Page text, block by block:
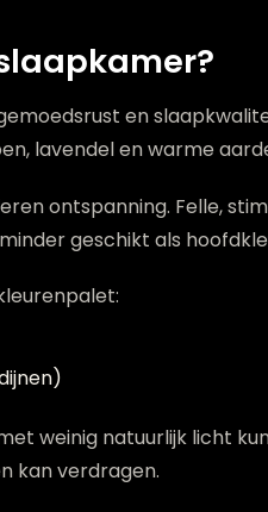
en
lavendel en warme
ontspanning. Felle,
geschikt als
weinig natuurlijk licht
kan verdragen.